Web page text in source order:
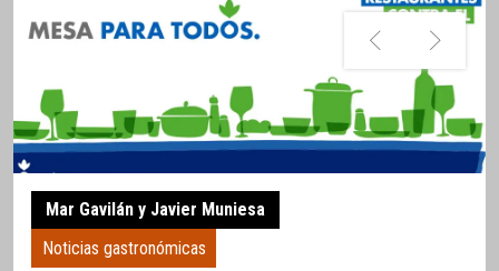
Mar Gavilán y Javier Muniesa
Noticias gastronómicas